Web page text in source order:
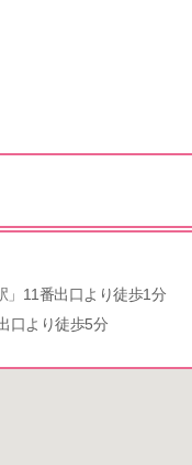
」11番出口より徒歩1分
口より徒歩5分